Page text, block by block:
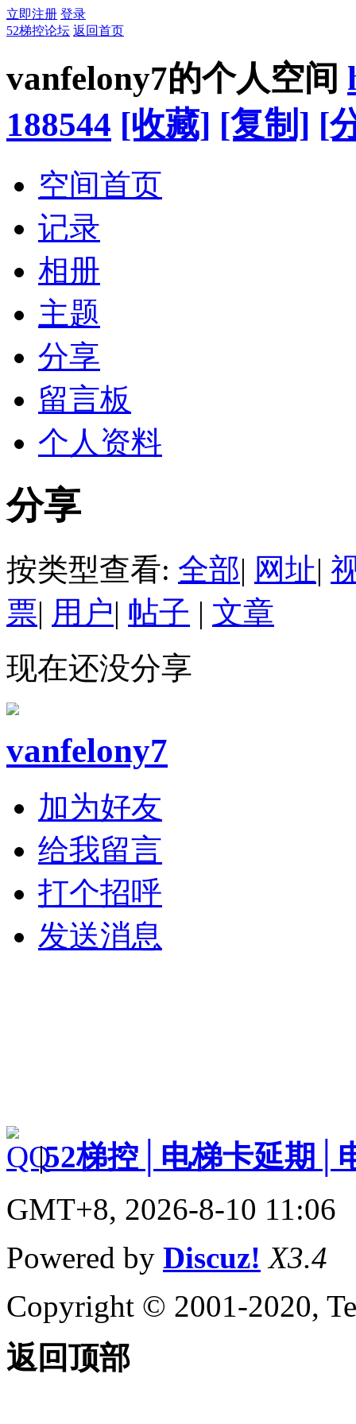
立即注册 登录
52梯控论坛 返回首页
vanfelony7的个人空间
188544 [收藏] [复制] [
空间首页
记录
相册
主题
分享
留言板
个人资料
分享
按类型查看: 全部| 网址|
票| 用户| 帖子 | 文章
现在还没分享
vanfelony7
加为好友
给我留言
打个招呼
发送消息
|52梯控│电梯卡延期│
GMT+8, 2026-8-10 11:06
Powered by Discuz! X3.4
Copyright © 2001-2020,
返回顶部